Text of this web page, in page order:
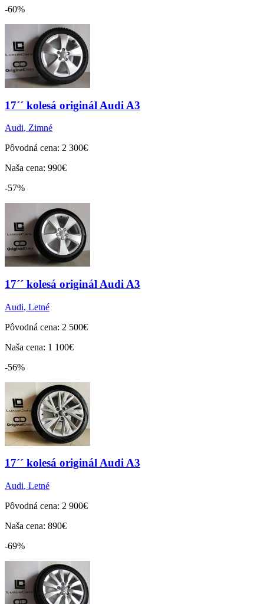
-60%
17´´ kolesá originál Audi A3
Audi, Zimné
Pôvodná cena: 2 300€
Naša cena: 990€
-57%
17´´ kolesá originál Audi A3
Audi, Letné
Pôvodná cena: 2 500€
Naša cena: 1 100€
-56%
17´´ kolesá originál Audi A3
Audi, Letné
Pôvodná cena: 2 900€
Naša cena: 890€
-69%